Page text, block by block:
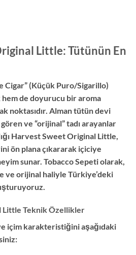
Little: Tütünün En
Cigar” (Küçük Puro/Sigarillo)
de doyurucu bir aroma
noktasıdır. Alman tütün devi
ve “orijinal” tadı arayanlar
Harvest Sweet Original Little,
ön plana çıkararak içiciye
sunar. Tobacco Sepeti olarak,
ve orijinal haliyle Türkiye’deki
Little Teknik Özellikler
içim karakteristiğini aşağıdaki